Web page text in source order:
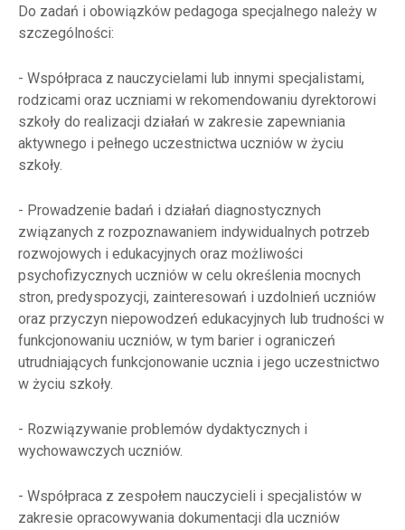
Do zadań i obowiązków pedagoga specjalnego należy w
szczególności:
- Współpraca z nauczycielami lub innymi specjalistami,
rodzicami oraz uczniami w rekomendowaniu dyrektorowi
szkoły do realizacji działań w zakresie zapewniania
aktywnego i pełnego uczestnictwa uczniów w życiu
szkoły.
- Prowadzenie badań i działań diagnostycznych
związanych z rozpoznawaniem indywidualnych potrzeb
rozwojowych i edukacyjnych oraz możliwości
psychofizycznych uczniów w celu określenia mocnych
stron, predyspozycji, zainteresowań i uzdolnień uczniów
oraz przyczyn niepowodzeń edukacyjnych lub trudności w
funkcjonowaniu uczniów, w tym barier i ograniczeń
utrudniających funkcjonowanie ucznia i jego uczestnictwo
w życiu szkoły.
- Rozwiązywanie problemów dydaktycznych i
wychowawczych uczniów.
- Współpraca z zespołem nauczycieli i specjalistów w
zakresie opracowywania dokumentacji dla uczniów